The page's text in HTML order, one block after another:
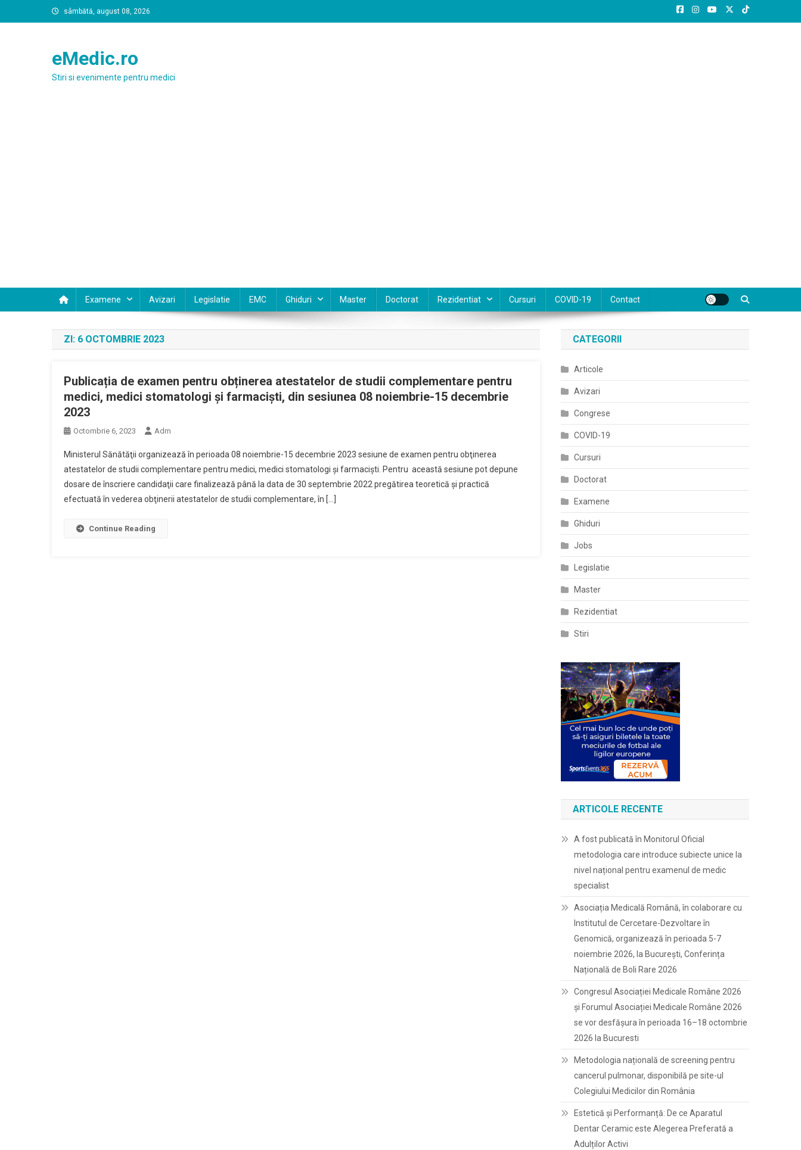
to
sâmbătă, august 08, 2026
eMedic.ro
Stiri si evenimente pentru medici
Examene Avizari Legislatie EMC Ghiduri Master Doctorat Rezidentiat Cursuri COVID-19 Contact
ZI: 6 OCTOMBRIE 2023
Publicația de examen pentru obținerea atestatelor de studii complementare pentru
medici, medici stomatologi și farmaciști, din sesiunea 08 noiembrie-15 decembrie
2023
Octombrie 6, 2023 Adm
Ministerul Sănătăţii organizează în perioada 08 noiembrie-15 decembrie 2023 sesiune de examen pentru obţinerea
atestatelor de studii complementare pentru medici, medici stomatologi şi farmacişti. Pentru această sesiune pot depune
dosare de înscriere candidaţii care finalizează până la data de 30 septembrie 2022 pregătirea teoretică şi practică
efectuată în vederea obţinerii atestatelor de studii complementare, în […]
Continue Reading
CATEGORII
Articole
Avizari
Congrese
COVID-19
Cursuri
Doctorat
Examene
Ghiduri
Jobs
Legislatie
Master
Rezidentiat
Stiri
ARTICOLE RECENTE
A fost publicată în Monitorul Oficial
metodologia care introduce subiecte unice la
nivel național pentru examenul de medic
specialist
Asociația Medicală Română, în colaborare cu
Institutul de Cercetare-Dezvoltare în
Genomică, organizează în perioada 5-7
noiembrie 2026, la București, Conferința
Națională de Boli Rare 2026
Congresul Asociației Medicale Române 2026
și Forumul Asociației Medicale Române 2026
se vor desfășura în perioada 16–18 octombrie
2026 la Bucuresti
Metodologia națională de screening pentru
cancerul pulmonar, disponibilă pe site-ul
Colegiului Medicilor din România
Estetică și Performanță: De ce Aparatul
Dentar Ceramic este Alegerea Preferată a
Adulților Activi